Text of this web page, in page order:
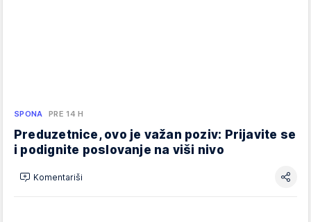
SPONA PRE 14 H
Preduzetnice, ovo je važan poziv: Prijavite se
i podignite poslovanje na viši nivo
Komentariši